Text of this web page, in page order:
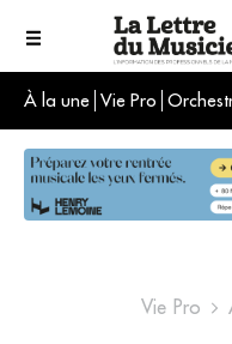
À la une Vie Pro
Le
Vie Pro